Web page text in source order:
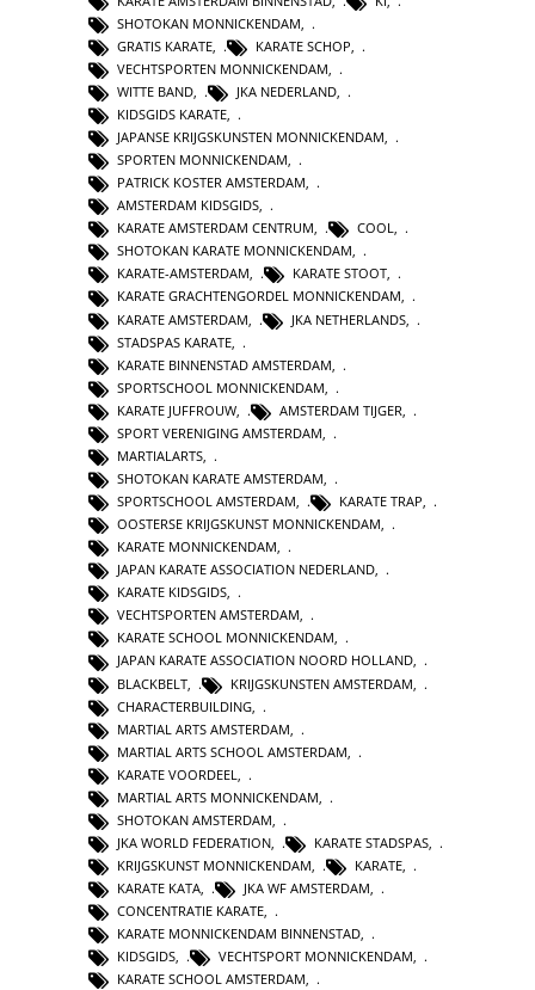
SHOTOKAN MONNICKENDAM
GRATIS KARATE
KARATE SCHOP
VECHTSPORTEN MONNICKENDAM
WITTE BAND
JKA NEDERLAND
KIDSGIDS KARATE
JAPANSE KRIJGSKUNSTEN MONNICKENDAM,
SPORTEN MONNICKENDAM,
PATRICK KOSTER AMSTERDAM,
AMSTERDAM KIDSGIDS,
KARATE AMSTERDAM CENTRUM, COOL,
SHOTOKAN KARATE MONNICKENDAM,
KARATE-AMSTERDAM, KARATE STOOT,
KARATE GRACHTENGORDEL MONNICKENDAM,
KARATE AMSTERDAM
JKA NETHERLANDS
STADSPAS KARATE
KARATE BINNENSTAD AMSTERDAM
SPORTSCHOOL MONNICKENDAM
KARATE JUFFROUW
AMSTERDAM TIJGER
SPORT VERENIGING AMSTERDAM
MARTIALARTS
SHOTOKAN KARATE AMSTERDAM
SPORTSCHOOL AMSTERDAM, KARATE TRAP,
OOSTERSE KRIJGSKUNST MONNICKENDAM,
KARATE MONNICKENDAM,
JAPAN KARATE ASSOCIATION NEDERLAND,
KARATE KIDSGIDS,
VECHTSPORTEN AMSTERDAM,
KARATE SCHOOL MONNICKENDAM,
JAPAN KARATE ASSOCIATION NOORD HOLLAND,
BLACKBELT
KRIJGSKUNSTEN AMSTERDAM
CHARACTERBUILDING
MARTIAL ARTS AMSTERDAM
MARTIAL ARTS SCHOOL AMSTERDAM
KARATE VOORDEEL
MARTIAL ARTS MONNICKENDAM
SHOTOKAN AMSTERDAM
JKA WORLD FEDERATION
KARATE STADSPAS
KRIJGSKUNST MONNICKENDAM, KARATE,
KARATE KATA, JKA WF AMSTERDAM,
CONCENTRATIE KARATE,
KARATE MONNICKENDAM BINNENSTAD,
KIDSGIDS, VECHTSPORT MONNICKENDAM,
KARATE SCHOOL AMSTERDAM,